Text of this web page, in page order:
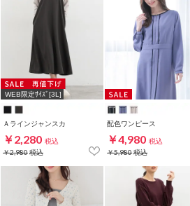
WEB限定ｻｲｽﾞ[3L]
Ａラインジャンスカ
￥2,280 税込
￥2,980税込
配色ワンピース
￥4,980 税込
￥5,980税込